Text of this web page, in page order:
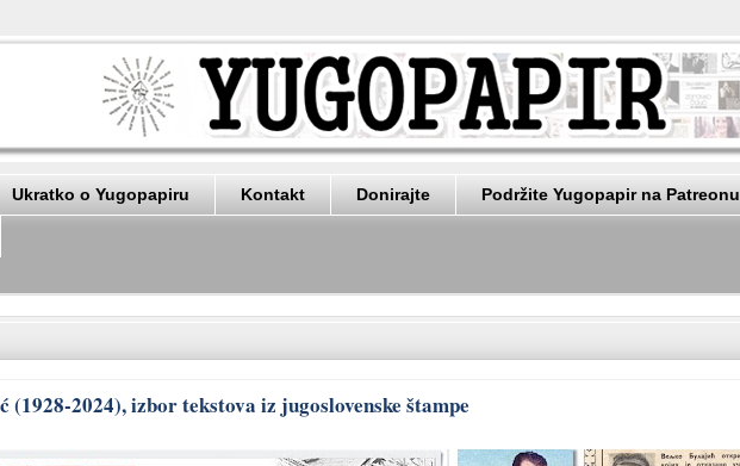
Ukratko o Yugopapiru Kontakt Donirajte Podržite Yugopapir na Patreonu
(1928-2024), izbor tekstova iz jugoslovenske štampe